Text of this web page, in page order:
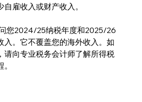
自雇收入或财产收入。
您2024/25纳税年度和2025/26
入。它不覆盖您的海外收入。如
请向专业税务会计师了解所得税